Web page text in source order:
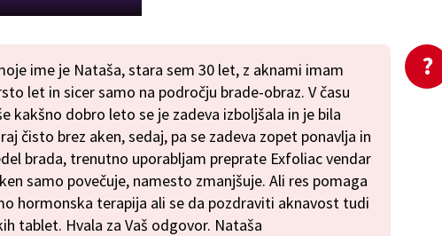
ime je Nataša, stara sem 30 let, z aknami imam
let in sicer samo na področju brade-obraz. V času
kakšno dobro leto se je zadeva izboljšala in je bila
čisto brez aken, sedaj, pa se zadeva zopet ponavlja in
brada, trenutno uporabljam preprate Exfoliac vendar
samo povečuje, namesto zmanjšuje. Ali res pomaga
hormonska terapija ali se da pozdraviti aknavost tudi
tablet. Hvala za Vaš odgovor. Nataša